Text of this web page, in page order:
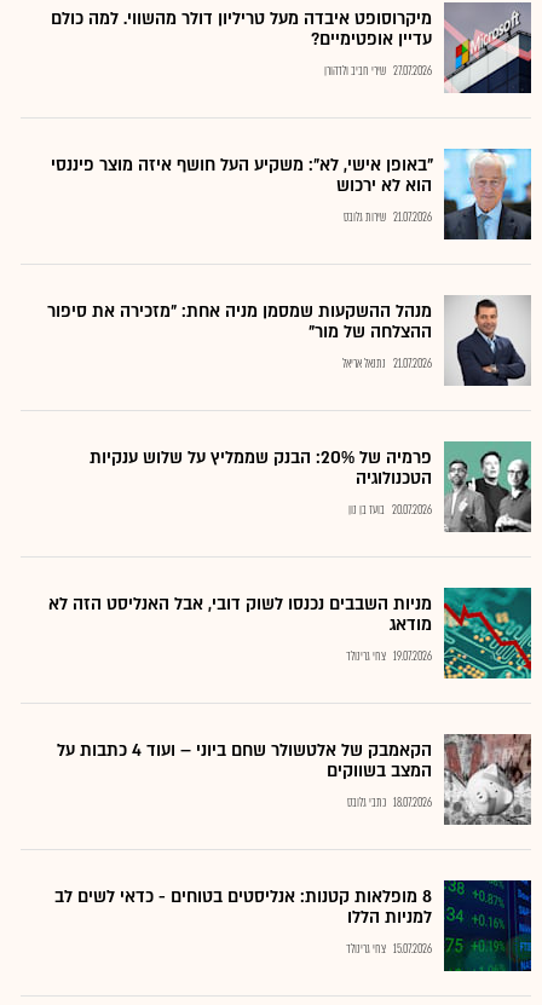
מיקרוסופט איבדה מעל טריליון דולר מהשווי. למה כולם
עדיין אופטימיים?
27.07.2026 שירי חביב ולדהורן
"באופן אישי, לא": משקיע העל חושף איזה מוצר פיננסי
הוא לא ירכוש
21.07.2026 שירות גלובס
מנהל ההשקעות שמסמן מניה אחת: "מזכירה את סיפור
ההצלחה של מור"
21.07.2026 נתנאל אריאל
פרמיה של 20%: הבנק שממליץ על שלוש ענקיות
הטכנולוגיה
20.07.2026 בועז בן נון
מניות השבבים נכנסו לשוק דובי, אבל האנליסט הזה לא
מודאג
19.07.2026 צחי גרינולד
הקאמבק של אלטשולר שחם ביוני – ועוד 4 כתבות על
המצב בשווקים
18.07.2026 כתבי גלובס
8 מופלאות קטנות: אנליסטים בטוחים - כדאי לשים לב
למניות הללו
15.07.2026 צחי גרינולד